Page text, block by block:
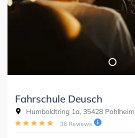
Fahrschule Deusch
Humboldtring 1a, 35428 Pohlheim
36 Reviews